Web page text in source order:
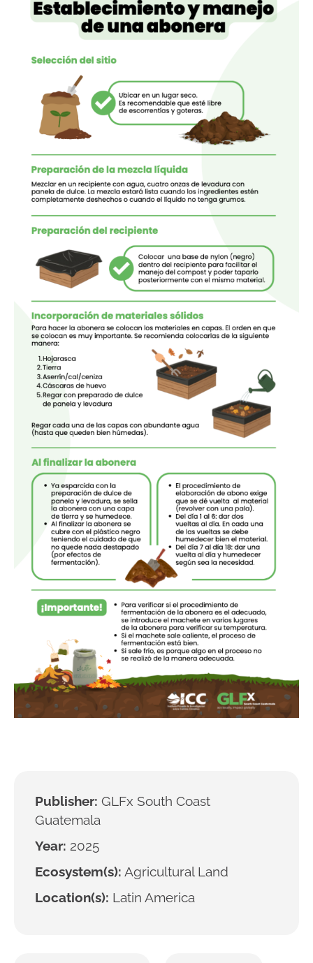
Publisher: GLFx South Coast
Guatemala
Year: 2025
Ecosystem(s): Agricultural Land
Location(s): Latin America